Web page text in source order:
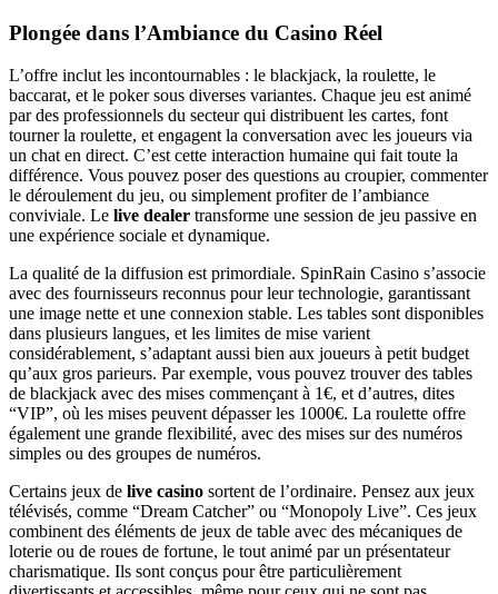
Plongée dans l’Ambiance du Casino Réel
L’offre inclut les incontournables : le blackjack, la roulette, le
baccarat, et le poker sous diverses variantes. Chaque jeu est animé
par des professionnels du secteur qui distribuent les cartes, font
tourner la roulette, et engagent la conversation avec les joueurs via
un chat en direct. C’est cette interaction humaine qui fait toute la
différence. Vous pouvez poser des questions au croupier, commenter
le déroulement du jeu, ou simplement profiter de l’ambiance
conviviale. Le live dealer transforme une session de jeu passive en
une expérience sociale et dynamique.
La qualité de la diffusion est primordiale. SpinRain Casino s’associe
avec des fournisseurs reconnus pour leur technologie, garantissant
une image nette et une connexion stable. Les tables sont disponibles
dans plusieurs langues, et les limites de mise varient
considérablement, s’adaptant aussi bien aux joueurs à petit budget
qu’aux gros parieurs. Par exemple, vous pouvez trouver des tables
de blackjack avec des mises commençant à 1€, et d’autres, dites
“VIP”, où les mises peuvent dépasser les 1000€. La roulette offre
également une grande flexibilité, avec des mises sur des numéros
simples ou des groupes de numéros.
Certains jeux de live casino sortent de l’ordinaire. Pensez aux jeux
télévisés, comme “Dream Catcher” ou “Monopoly Live”. Ces jeux
combinent des éléments de jeux de table avec des mécaniques de
loterie ou de roues de fortune, le tout animé par un présentateur
charismatique. Ils sont conçus pour être particulièrement